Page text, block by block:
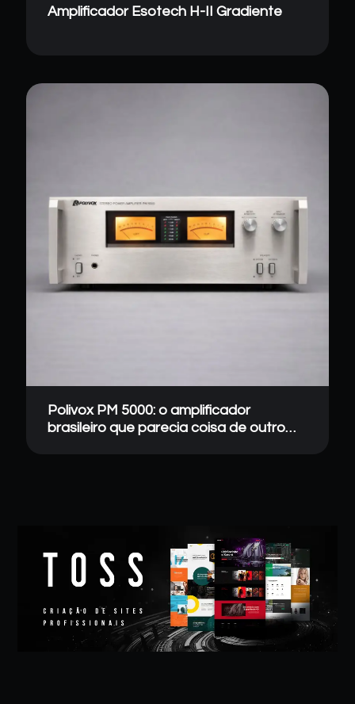
Amplificador Esotech H-II Gradiente
Polivox PM 5000: o amplificador
brasileiro que parecia coisa de outro